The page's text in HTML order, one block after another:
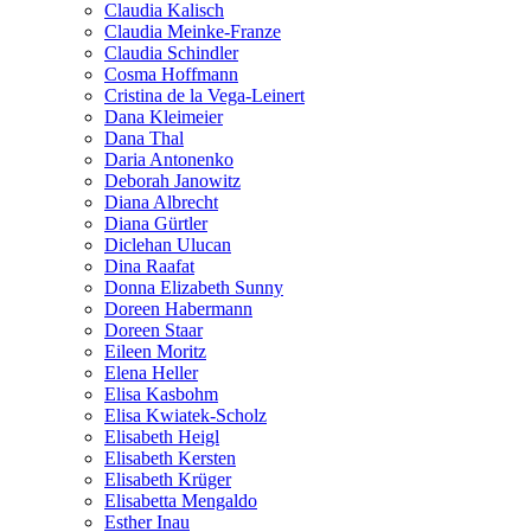
Claudia Kalisch
Claudia Meinke-Franze
Claudia Schindler
Cosma Hoffmann
Cristina de la Vega-Leinert
Dana Kleimeier
Dana Thal
Daria Antonenko
Deborah Janowitz
Diana Albrecht
Diana Gürtler
Diclehan Ulucan
Dina Raafat
Donna Elizabeth Sunny
Doreen Habermann
Doreen Staar
Eileen Moritz
Elena Heller
Elisa Kasbohm
Elisa Kwiatek-Scholz
Elisabeth Heigl
Elisabeth Kersten
Elisabeth Krüger
Elisabetta Mengaldo
Esther Inau